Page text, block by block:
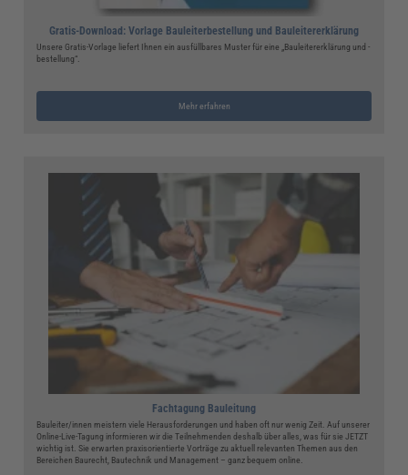
Gratis-Download: Vorlage Bauleiterbestellung und Bauleitererklärung
Unsere Gratis-Vorlage liefert Ihnen ein ausfüllbares Muster für eine „Bauleitererklärung und -
bestellung“.
Mehr erfahren
Fachtagung Bauleitung
Bauleiter/innen meistern viele Herausforderungen und haben oft nur wenig Zeit. Auf unserer
Online-Live-Tagung informieren wir die Teilnehmenden deshalb über alles, was für sie JETZT
wichtig ist. Sie erwarten praxisorientierte Vorträge zu aktuell relevanten Themen aus den
Bereichen Baurecht, Bautechnik und Management – ganz bequem online.